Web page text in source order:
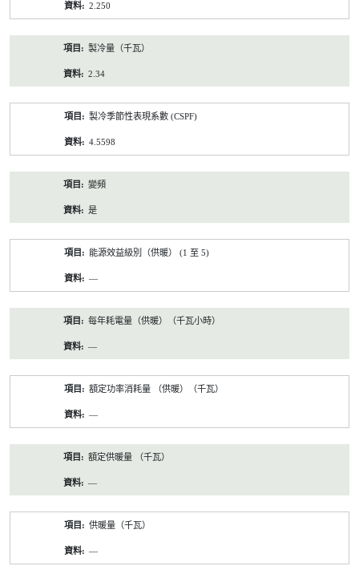
2.250
製冷量（千瓦）
2.34
製冷季節性表現系數 (CSPF)
4.5598
變頻
是
能源效益級別（供暖） (1 至 5)
—
每年耗電量（供暖）（千瓦小時）
—
額定功率消耗量 （供暖）（千瓦）
—
額定供暖量 （千瓦）
—
供暖量（千瓦）
—